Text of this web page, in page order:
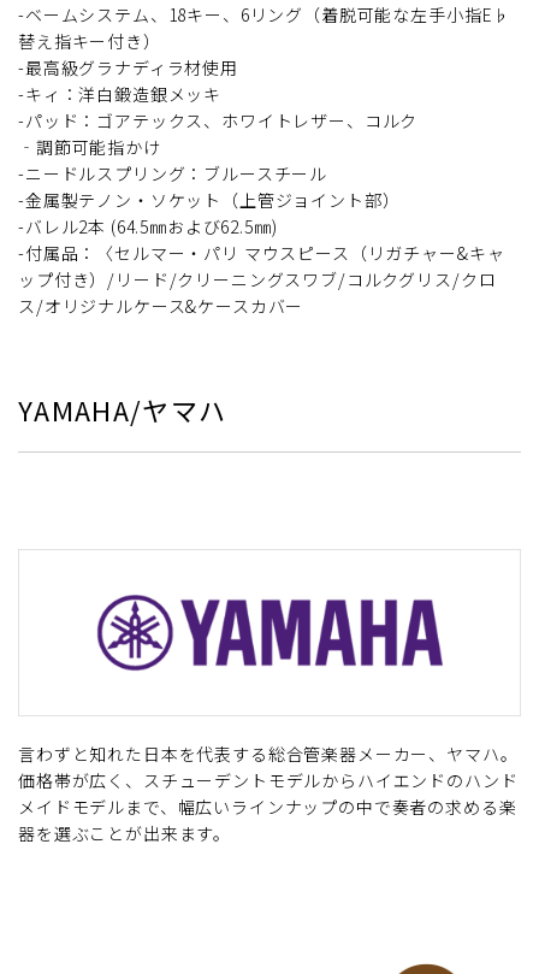
-ベームシステム、18キー、6リング（着脱可能な左手小指E♭
替え指キー付き）
-最高級グラナディラ材使用
-キィ：洋白鍛造銀メッキ
-パッド：ゴアテックス、ホワイトレザー、コルク
‐調節可能指かけ
-ニードルスプリング：ブルースチール
-金属製テノン・ソケット（上管ジョイント部）
-バレル2本 (64.5㎜および62.5㎜)
-付属品：〈セルマー・パリ マウスピース（リガチャー&キャ
ップ付き）/リード/クリーニングスワブ/コルクグリス/クロ
ス/オリジナルケース&ケースカバー
YAMAHA/ヤマハ
言わずと知れた日本を代表する総合管楽器メーカー、ヤマハ。
価格帯が広く、スチューデントモデルからハイエンドのハンド
メイドモデルまで、幅広いラインナップの中で奏者の求める楽
器を選ぶことが出来ます。